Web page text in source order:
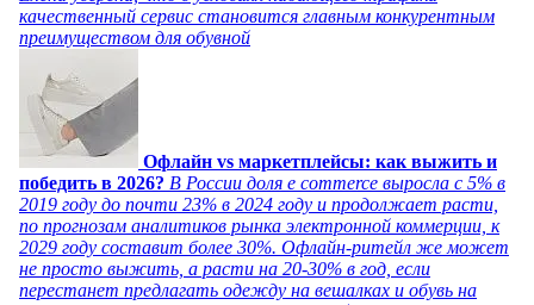
качественный сервис становится главным конкурентным
преимуществом для обувной
Офлайн vs маркетплейсы: как выжить и
победить в 2026? В России доля e commerce выросла с 5% в
2019 году до почти 23% в 2024 году и продолжает расти,
по прогнозам аналитиков рынка электронной коммерции, к
2029 году составит более 30%. Офлайн-ритейл же может
не просто выжить, а расти на 20-30% в год, если
перестанет предлагать одежду на вешалках и обувь на